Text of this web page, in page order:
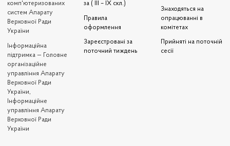
комп'ютеризованих
систем Апарату
Верховної Ради
України
Iнформаційна
підтримка — Головне
організаційне
управління Апарату
Верховної Ради
України,
Інформаційне
управління Апарату
Верховної Ради
України
за ( III – IX скл.)
Правила
оформлення
Зареєстровані за
поточний тиждень
Знаходяться на
опрацюванні в
комітетах
Прийняті на поточній
сесії